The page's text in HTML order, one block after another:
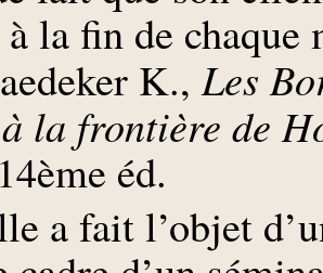
la fin de chaque
K.,Les
la frontière de
éd.
a fait l’objet